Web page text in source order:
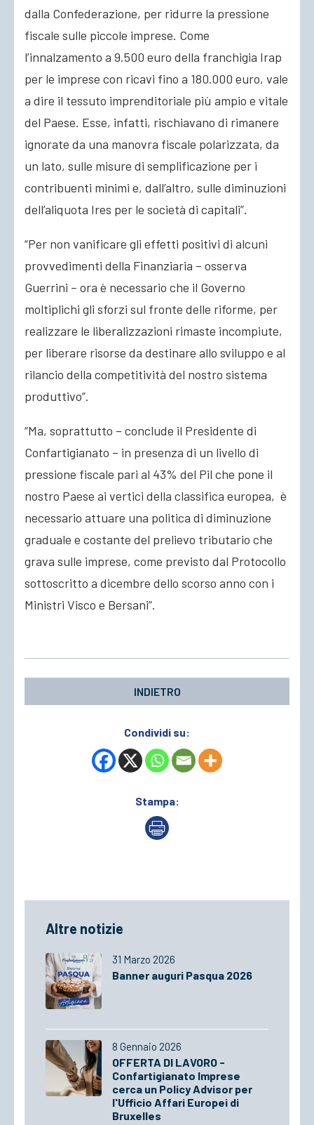
dalla Confederazione, per ridurre la pressione
fiscale sulle piccole imprese. Come
l’innalzamento a 9.500 euro della franchigia Irap
per le imprese con ricavi fino a 180.000 euro, vale
a dire il tessuto imprenditoriale più ampio e vitale
del Paese. Esse, infatti, rischiavano di rimanere
ignorate da una manovra fiscale polarizzata, da
un lato, sulle misure di semplificazione per i
contribuenti minimi e, dall’altro, sulle diminuzioni
dell’aliquota Ires per le società di capitali”.
“Per non vanificare gli effetti positivi di alcuni
provvedimenti della Finanziaria – osserva
Guerrini – ora è necessario che il Governo
moltiplichi gli sforzi sul fronte delle riforme, per
realizzare le liberalizzazioni rimaste incompiute,
per liberare risorse da destinare allo sviluppo e al
rilancio della competitività del nostro sistema
produttivo”.
“Ma, soprattutto – conclude il Presidente di
Confartigianato – in presenza di un livello di
pressione fiscale pari al 43% del Pil che pone il
nostro Paese ai vertici della classifica europea, è
necessario attuare una politica di diminuzione
graduale e costante del prelievo tributario che
grava sulle imprese, come previsto dal Protocollo
sottoscritto a dicembre dello scorso anno con i
Ministri Visco e Bersani”.
INDIETRO
Condividi su:
Stampa:
Altre notizie
31 Marzo 2026
Banner auguri Pasqua 2026
8 Gennaio 2026
OFFERTA DI LAVORO -
Confartigianato Imprese
cerca un Policy Advisor per
l'Ufficio Affari Europei di
Bruxelles